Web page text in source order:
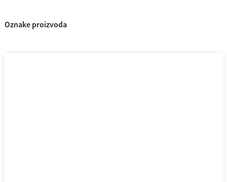
Oznake proizvoda